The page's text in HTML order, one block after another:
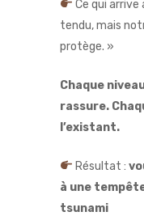
Ce qui arrive
tendu, mais
protège. »
Chaque
rassure.
l’existant.
Résultat :
à une
tsunami